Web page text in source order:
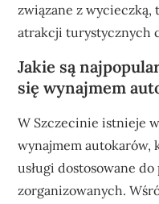
związane z
atrakcji turystycznych
Jakie są
się wynajmem
W Szczecinie istnieje
wynajmem autokarów,
usługi dostosowane
zorganizowanych.